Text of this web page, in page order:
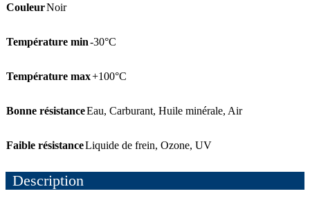
CouleurNoir
Température min-30°C
Température max+100°C
Bonne résistanceEau, Carburant, Huile minérale, Air
Faible résistanceLiquide de frein, Ozone, UV
Description